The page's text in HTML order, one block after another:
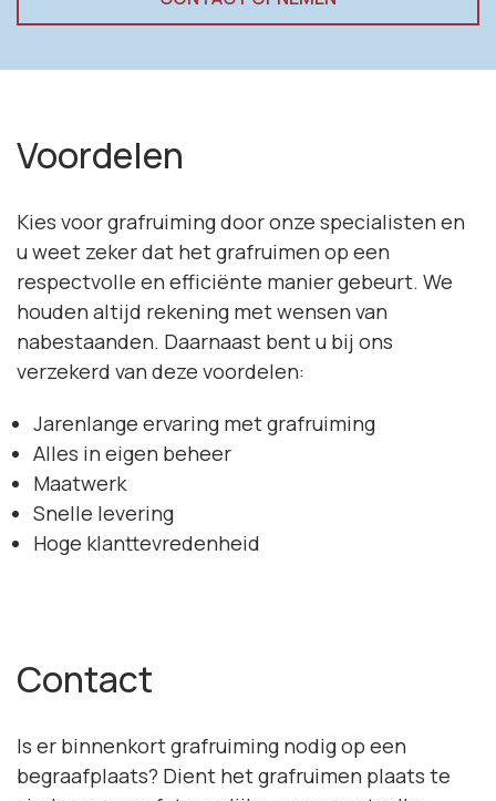
Voordelen
Kies voor grafruiming door onze specialisten en
u weet zeker dat het grafruimen op een
respectvolle en efficiënte manier gebeurt. We
houden altijd rekening met wensen van
nabestaanden. Daarnaast bent u bij ons
verzekerd van deze voordelen:
Jarenlange ervaring met grafruiming
Alles in eigen beheer
Maatwerk
Snelle levering
Hoge klanttevredenheid
Contact
Is er binnenkort grafruiming nodig op een
begraafplaats? Dient het grafruimen plaats te